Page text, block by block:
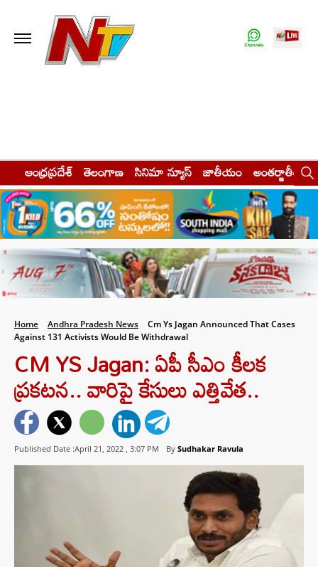
ఆంధ్రప్రదేశ్ తెలంగాణ సినిమా న్యూస్ జాతీయం అంతర్జాతీయం
Home Andhra Pradesh News
Cm Ys Jagan Announced That Cases
Against 131 Activists Would Be Withdrawal
CM YS Jagan: ఏపీ సీఎం కీలక
ప్రకటన.. వారిపై కేసులు ఎత్తివేత..
Published Date :April 21, 2022 , 3:07 PM By Sudhakar Ravula